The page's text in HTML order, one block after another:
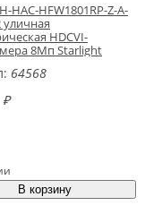
HAC-HFW1801RP-Z-A-
уличная
HDCVI-
8Мп Starlight
64568
₽